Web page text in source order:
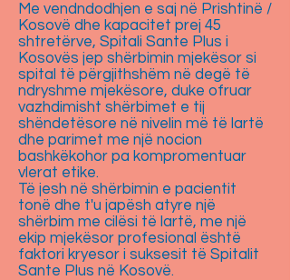
Me vendndodhjen e saj në Prishtinë /
Kosovë dhe kapacitet prej 45
shtretërve, Spitali Sante Plus i
Kosovës jep shërbimin mjekësor si
spital të përgjithshëm në degë të
ndryshme mjekësore, duke ofruar
vazhdimisht shërbimet e tij
shëndetësore në nivelin më të lartë
dhe parimet me një nocion
bashkëkohor pa kompromentuar
vlerat etike.
Të jesh në shërbimin e pacientit
tonë dhe t'u japësh atyre një
shërbim me cilësi të lartë, me një
ekip mjekësor profesional është
faktori kryesor i suksesit të Spitalit
Sante Plus në Kosovë.